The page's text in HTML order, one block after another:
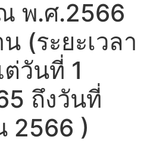
พ.ศ.2566
(ระยะเวลา
วันที่ 1
ถึงวันที่
2566 )